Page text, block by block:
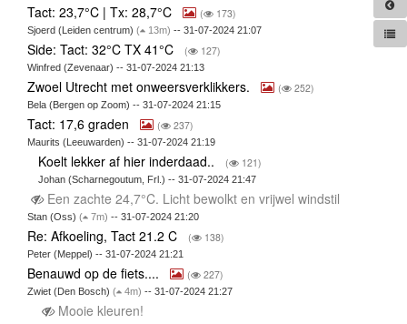
Tact: 23,7°C | Tx: 28,7°C ( 173)
Sjoerd (Leiden centrum) ( 13m) -- 31-07-2024 21:07
Side: Tact: 32°C TX 41°C ( 127)
Winfred (Zevenaar) -- 31-07-2024 21:13
Zwoel Utrecht met onweersverklikkers. ( 252)
Bela (Bergen op Zoom) -- 31-07-2024 21:15
Tact: 17,6 graden ( 237)
Maurits (Leeuwarden) -- 31-07-2024 21:19
Koelt lekker af hier inderdaad.. ( 121)
Johan (Scharnegoutum, Frl.) -- 31-07-2024 21:47
Een zachte 24,7°C. Licht bewolkt en vrijwel windstil
Stan (Oss) ( 7m) -- 31-07-2024 21:20
Re: Afkoeling, Tact 21.2 C ( 138)
Peter (Meppel) -- 31-07-2024 21:21
Benauwd op de fiets.... ( 227)
Zwiet (Den Bosch) ( 4m) -- 31-07-2024 21:27
Mooie kleuren!